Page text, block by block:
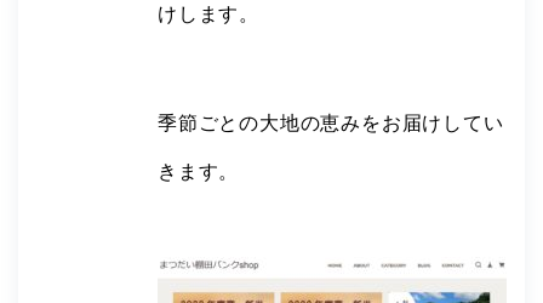
けします。
季節ごとの大地の恵みをお届けしてい
きます。